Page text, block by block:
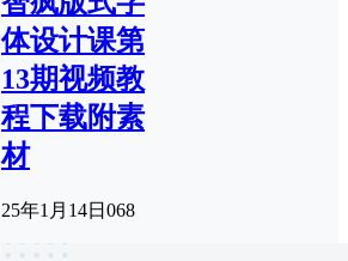
体设计课第
13期视频教
程下载附素
材
25年1月14日 068